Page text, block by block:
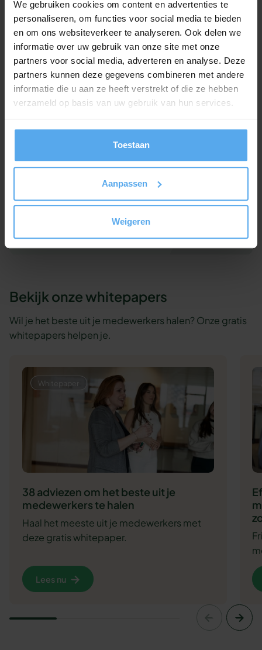
We gebruiken cookies om content en advertenties te
personaliseren, om functies voor social media te bieden
en om ons websiteverkeer te analyseren. Ook delen we
informatie over uw gebruik van onze site met onze
partners voor social media, adverteren en analyse. Deze
partners kunnen deze gegevens combineren met andere
informatie die u aan ze heeft verstrekt of die ze hebben
verzameld op basis van uw gebruik van hun services.
Toestaan
Aanpassen
Weigeren
Hulp of advies nodig?
Heb je interesse in deze zakelijke workshop
wil je graag even sparren over jullie situatie en
specifieke leerdoelen?We helpen je met plezier
verder!
geheel vrijblijvend te adviseren.
Contact opnemen
Of bel ons gewoon even op 030 - 227 2404
Bekijk onze whitepapers
Wil je het beste uit je medewerkers halen? Onze gratis
whitepapers helpen je.
Whitepaper
38 adviezen om het beste uit je
medewerkers te halen
Haal het meeste uit je medewerkers met
deze gratis whitepaper.
Lees nu